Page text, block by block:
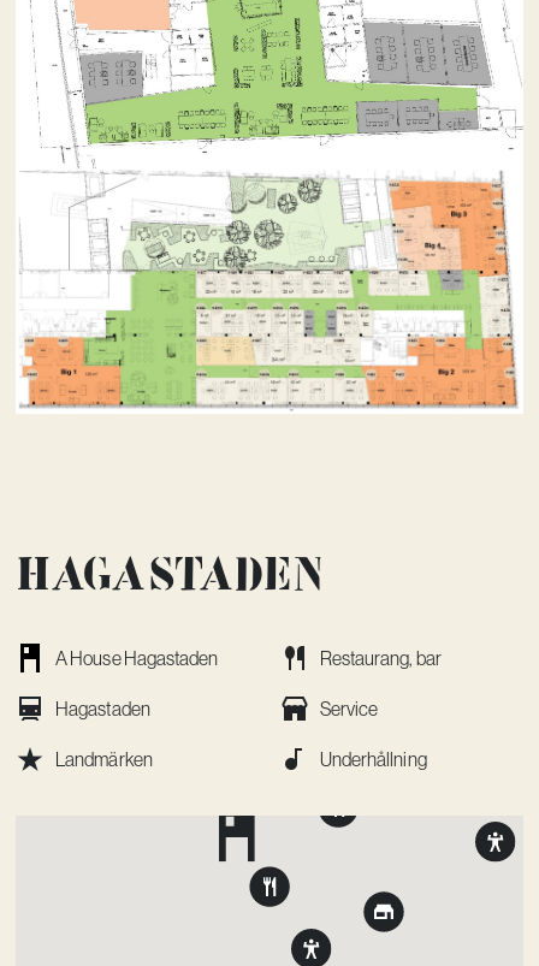
Hagastaden
A House Hagastaden Restaurang, bar
Hagastaden Service
Landmärken Underhållning